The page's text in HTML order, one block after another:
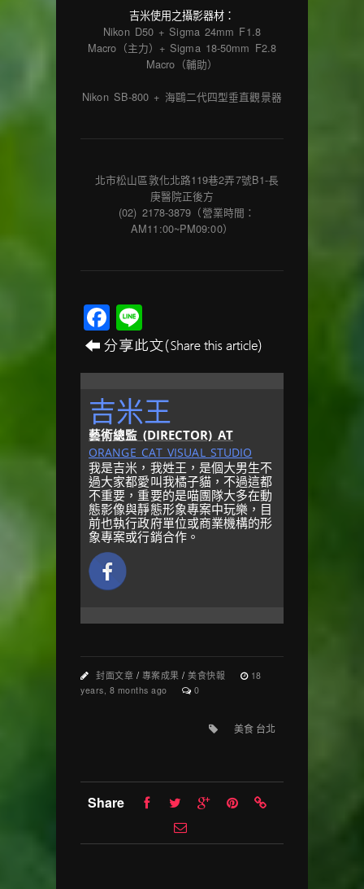
吉米使用之攝影器材：
Nikon D50 + Sigma 24mm F1.8
Macro（主力）+ Sigma 18-50mm F2.8
Macro（輔助）
Nikon SB-800 + 海鷗二代四型垂直觀景器
北市松山區敦化北路119巷2弄7號B1-長
庚醫院正後方
(02) 2178-3879（營業時間：
AM11:00~PM09:00）
Facebook
吉米王
藝術總監 (DIRECTOR) AT
ORANGE CAT VISUAL STUDIO
我是吉米，我姓王，是個大男生不
過大家都愛叫我橘子貓，不過這都
不重要，重要的是喵團隊大多在動
態影像與靜態形象專案中玩樂，目
前也執行政府單位或商業機構的形
象專案或行銷合作。
封面文章 / 專案成果 / 美食快報
18
years, 8 months ago
0
美食 台北
Share